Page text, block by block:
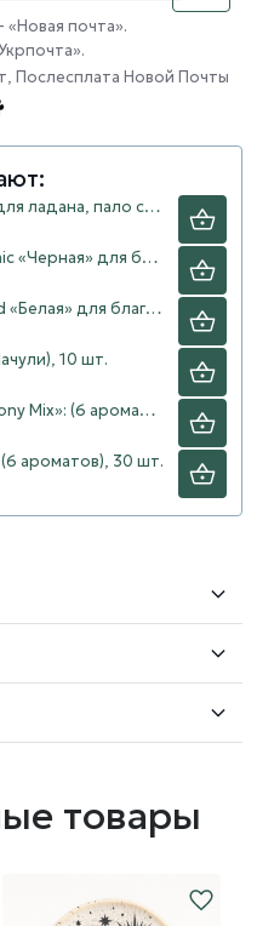
«Новая почта».
Послесплата Новой Почты
Пиала Cosmic «Черная» для ладана, пало санто
Подставка круглая Cosmic «Черная» для благовоний, пало санто
Подставка-пиала Almond «Белая» для благовоний, пало санто
10 шт.
Благовония «Home Harmony Mix»: (6 ароматов), 30 шт.
(6 ароматов), 30 шт.
товары